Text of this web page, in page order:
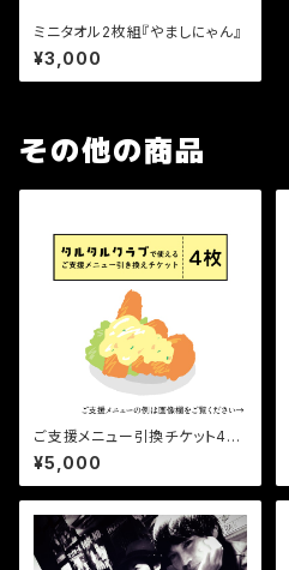
ミニタオル2枚組『やましにゃん』
¥3,000
その他の商品
ご支援メニュー引換チケット4枚
(タルタルクラブ)
¥5,000